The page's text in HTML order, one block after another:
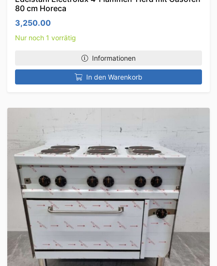
80 cm Horeca
3,250.00
Nur noch 1 vorrätig
Informationen
In den Warenkorb